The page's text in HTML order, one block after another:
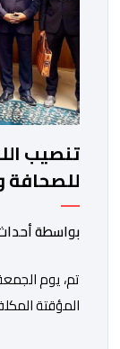
تنصيب
للصحافة
اجتماعاتها
بواسطة
المؤقتة